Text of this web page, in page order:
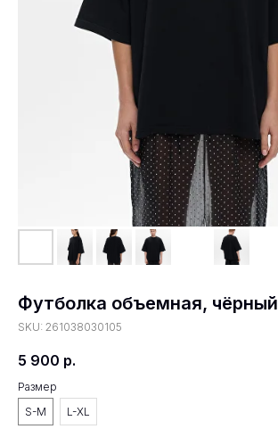
Футболка объемная, чёрный
SKU: 261038030105
5 900 р.
Размер
S-M
L-XL